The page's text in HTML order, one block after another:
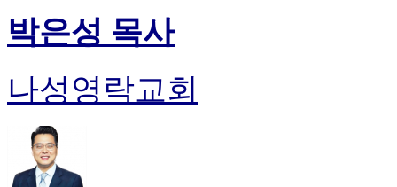
박은성 목사
나성영락교회